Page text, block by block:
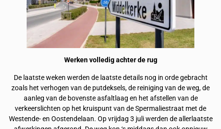
Werken volledig achter de rug
De laatste weken werden de laatste details nog in orde gebracht
zoals het verhogen van de putdeksels, de reiniging van de weg, de
aanleg van de bovenste asfaltlaag en het afstellen van de
verkeerslichten op het kruispunt van de Spermaliestraat met de
Westende- en Oostendelaan. Op vrijdag 3 juli werden de allerlaatste